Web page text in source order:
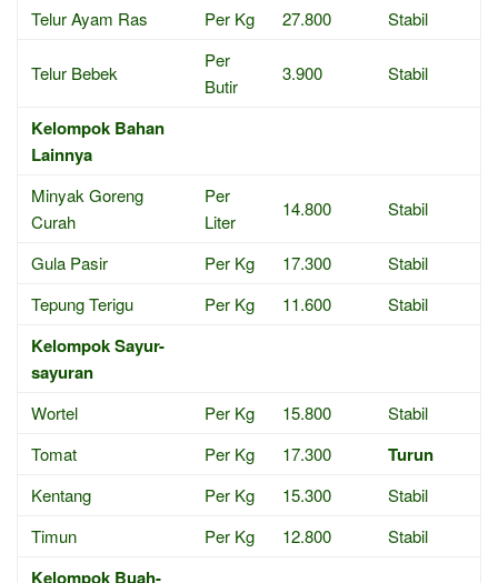
Telur Ayam Ras
Per Kg 27.800 Stabil
Telur Bebek
Per
Butir
3.900 Stabil
Kelompok Bahan
Lainnya
Minyak Goreng
Curah
Per
Liter
14.800 Stabil
Gula Pasir Per Kg 17.300
Stabil
Tepung Terigu
Per Kg 11.600 Stabil
Kelompok Sayur-
sayuran
Wortel Per Kg 15.800
Stabil
Tomat
Per Kg 17.300 Turun
Kentang Per Kg 15.300
Stabil
Timun
Per Kg 12.800 Stabil
Kelompok Buah-